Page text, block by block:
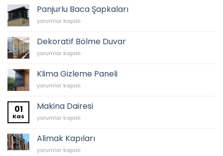
için
Panjurlu Baca Şapkaları
Panjurlu
Şapkaları
için
yorumlar kapalı
Dekoratif Bölme Duvar
Dekoratif
Duvar
için
yorumlar kapalı
Klima Gizleme Paneli
Klima
Paneli
için
yorumlar kapalı
01
Kas
Makina Dairesi
Makina
için
yorumlar kapalı
Alimak Kapıları
Alimak
yorumlar kapalı